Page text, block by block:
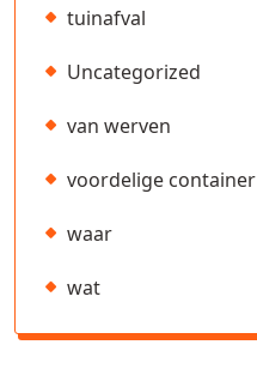
tuinafval
Uncategorized
van werven
voordelige container
waar
wat